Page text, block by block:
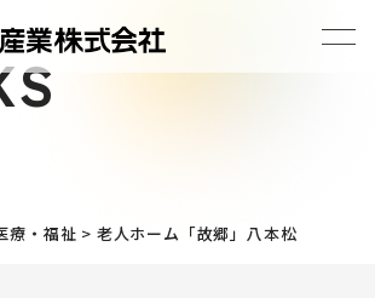
療・福祉 > 老人ホーム「故郷」八本松